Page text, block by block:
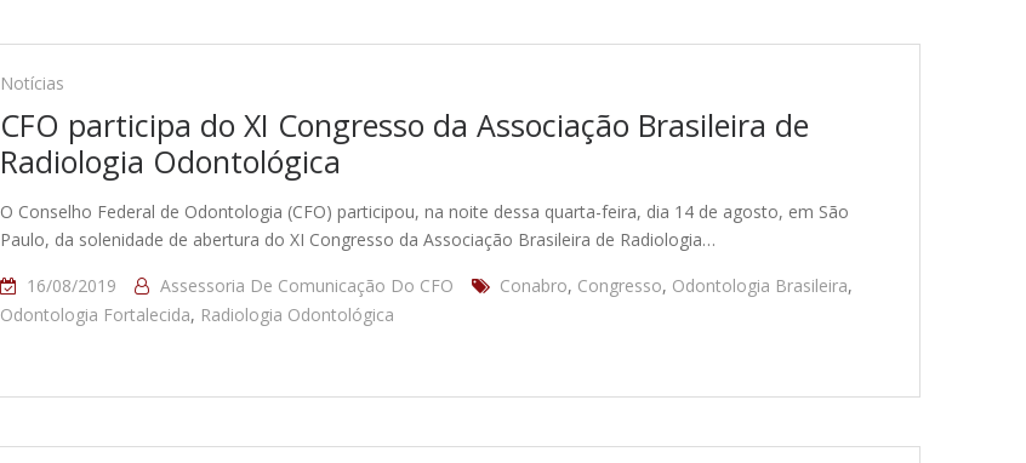
Notícias
CFO participa do XI Congresso da Associação Brasileira de
Radiologia Odontológica
O Conselho Federal de Odontologia (CFO) participou, na noite dessa quarta-feira, dia 14 de agosto, em São
Paulo, da solenidade de abertura do XI Congresso da Associação Brasileira de Radiologia…
16/08/2019
Assessoria De Comunicação Do CFO Conabro, Congresso, Odontologia Brasileira,
Odontologia Fortalecida, Radiologia Odontológica